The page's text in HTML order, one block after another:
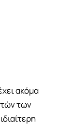
ακόμα
των